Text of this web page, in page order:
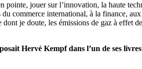
jouer sur l’innovation, la haute
commerce international, à la finance,
je doute, les émissions de gaz à effet
Hervé Kempf dans l’un de ses